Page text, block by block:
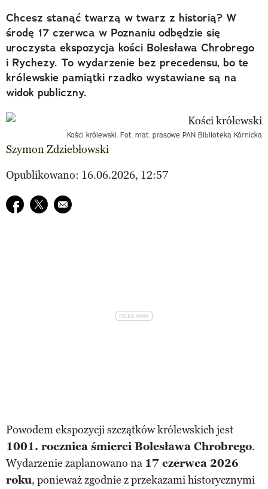
Chcesz stanąć twarzą w twarz z historią? W
środę 17 czerwca w Poznaniu odbędzie się
uroczysta ekspozycja kości Bolesława Chrobrego
i Rychezy. To wydarzenie bez precedensu, bo te
królewskie pamiątki rzadko wystawiane są na
widok publiczny.
Kości królewski. Fot. mat. prasowe PAN Biblioteka Kórnicka
Szymon Zdziebłowski
Opublikowano: 16.06.2026, 12:57
Udostępnij na facebook
Udostępnij na twitter
E-mail do przyjaciela
Powodem ekspozycji szczątków królewskich jest
1001. rocznica śmierci Bolesława Chrobrego.
Wydarzenie zaplanowano na 17 czerwca 2026
roku, ponieważ zgodnie z przekazami historycznymi